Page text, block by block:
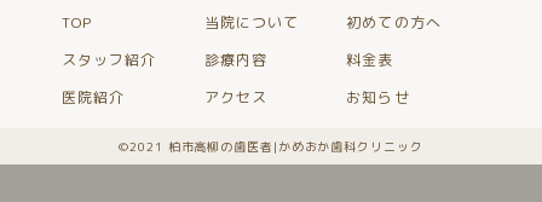
TOP 当院について
初めての方へ
スタッフ紹介
診療内容
料金表
医院紹介
アクセス お知らせ
©️2021 柏市高柳の歯医者|かめおか歯科クリニック